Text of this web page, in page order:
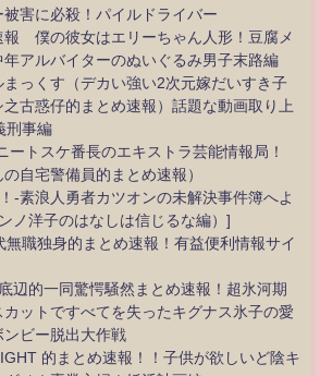
被害に必殺！パイルドライバー
報 僕の彼女はエリーちゃん人形！豆腐メ
年アルバイターのぬいぐるみ男子末路編
まっくす（デカい強い2次元嫁だいすき子
古惑仔的まとめ速報）話題な動画取り上
刑事編
ートスケ番長のエキストラ芸能情報局！
自宅警備員的まとめ速報）
-素浪人勇者カツオンの未解決事件簿へよ
ノ洋子のはなしは信じるな編）]
独身的まとめ速報！有益便利情報サイ
辺的一同驚愕騒然まとめ速報！超氷河期
ットですべてを失ったキグナス氷子の愛
ビー脱出大作戦
的まとめ速報！！子供が欲しいど陰キ